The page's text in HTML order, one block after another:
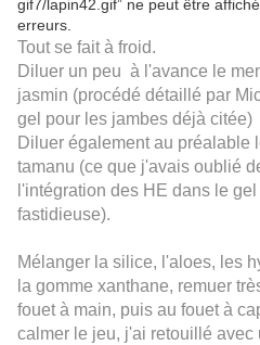
Tout se fait à froid.
Diluer un peu à l'avance le
jasmin (procédé détaillé par
gel pour les jambes déjà citée)
Diluer également au préalable
tamanu (ce que j'avais oublié
l'intégration des HE dans le
fastidieuse).
Mélanger la silice, l'aloes, les
la gomme xanthane, remuer
fouet à main, puis au fouet à
calmer le jeu, j'ai retouillé avec